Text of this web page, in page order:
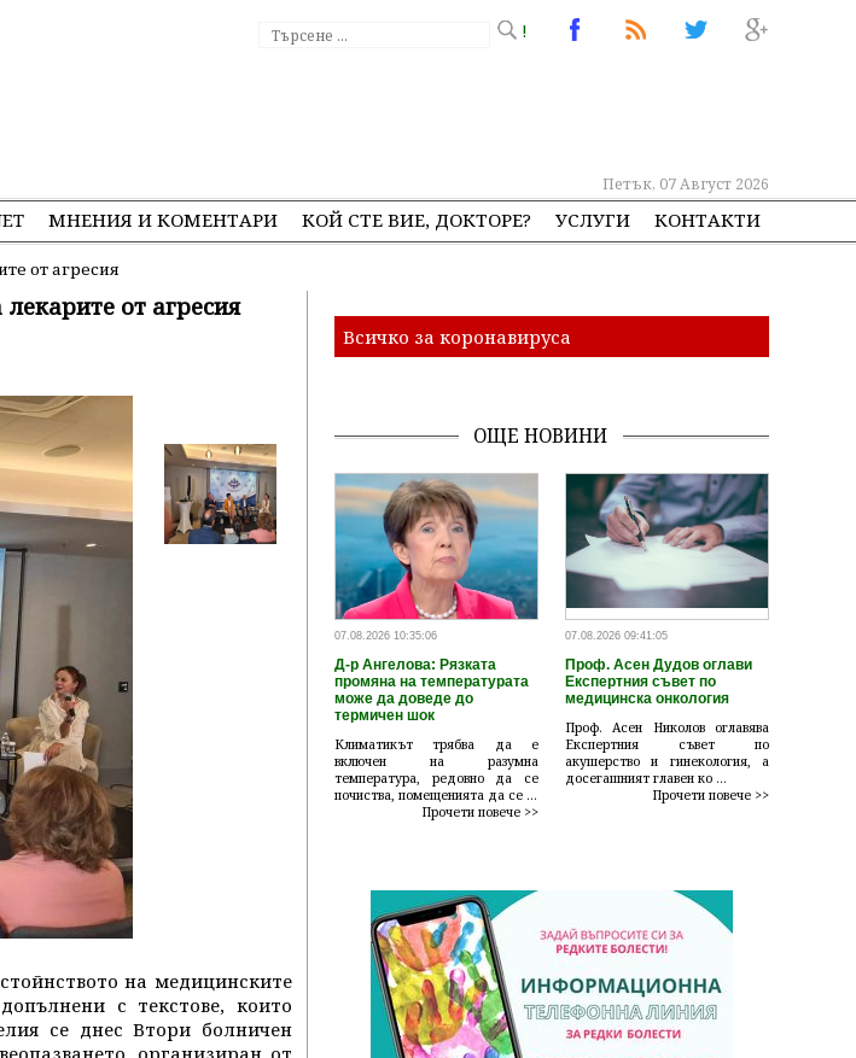
!
Петък, 07 Август 2026
МНЕНИЯ И КОМЕНТАРИ КОЙ СТЕ ВИЕ, ДОКТОРЕ? УСЛУГИ КОНТАКТИ
от агресия
от агресия
на медицинските
с текстове, които
се днес Втори болничен
организиран от
Всичко за коронавируса
ОЩЕ НОВИНИ
07.08.2026 10:35:06
Д-р Ангелова: Рязката
промяна на температурата
може да доведе до
термичен шок
Климатикът трябва да е
включен на разумна
температура, редовно да се
почиства, помещенията да се ...
Прочети повече >>
07.08.2026 09:41:05
Проф. Асен Дудов оглави
Експертния съвет по
медицинска онкология
Проф. Асен Николов оглавява
Експертния съвет по
акушерство и гинекология, а
досегашният главен ко ...
Прочети повече >>